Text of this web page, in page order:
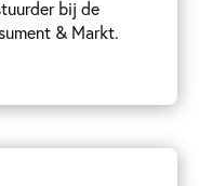
bij de
& Markt.